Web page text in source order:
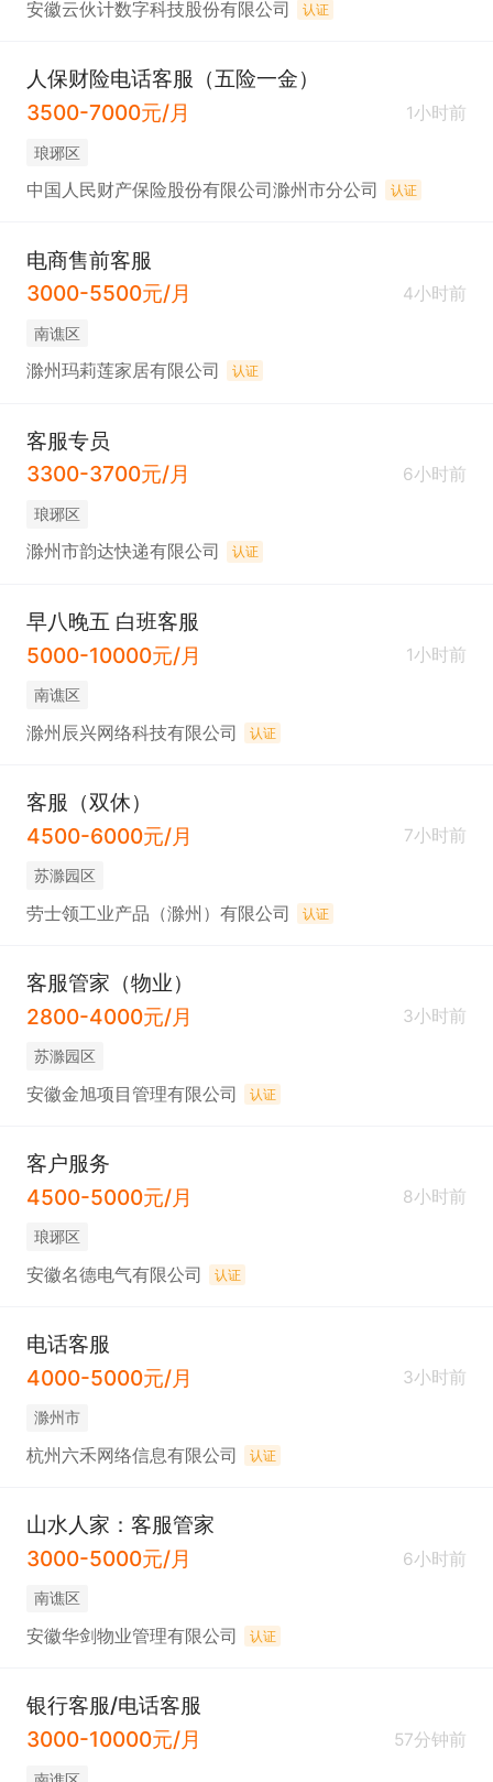
安徽云伙计数字科技股份有限公司 认证
人保财险电话客服（五险一金）
3500-7000元/月
1小时前
琅琊区
中国人民财产保险股份有限公司滁州市分公司 认证
电商售前客服
3000-5500元/月
4小时前
南谯区
滁州玛莉莲家居有限公司 认证
客服专员
3300-3700元/月
6小时前
琅琊区
滁州市韵达快递有限公司 认证
早八晚五 白班客服
5000-10000元/月
1小时前
南谯区
滁州辰兴网络科技有限公司 认证
客服（双休）
4500-6000元/月
7小时前
苏滁园区
劳士领工业产品（滁州）有限公司 认证
客服管家（物业）
2800-4000元/月
3小时前
苏滁园区
安徽金旭项目管理有限公司 认证
客户服务
4500-5000元/月
8小时前
琅琊区
安徽名德电气有限公司 认证
电话客服
4000-5000元/月
3小时前
滁州市
杭州六禾网络信息有限公司 认证
山水人家：客服管家
3000-5000元/月
6小时前
南谯区
安徽华剑物业管理有限公司 认证
银行客服/电话客服
3000-10000元/月
57分钟前